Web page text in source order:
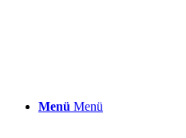
Menü Menü